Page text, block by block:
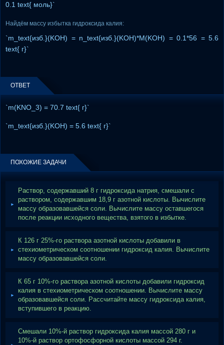
0.1 text{ моль}`
Найдём массу избытка гидроксида калия:
`m_text{изб.}(KOH) = n_text{изб.}(KOH)*M(KOH) = 0.1*56 = 5.6
text{ г}`
ОТВЕТ
`m(KNO_3) = 70.7 text{ г}`
`m_text{изб.}(KOH) = 5.6 text{ г}`
ПОХОЖИЕ ЗАДАЧИ
Раствор, содержавший 8 г гидроксида натрия, смешали с
раствором, содержавшим 18,9 г азотной кислоты. Вычислите
массу образовавшейся соли. Вычислите массу оставшегося
после реакции исходного вещества, взятого в избытке.
К 126 г 25%-го раствора азотной кислоты добавили в
стехиометрическом соотношении гидроксид калия. Вычислите
массу образовавшейся соли.
К 65 г 10%-го раствора азотной кислоты добавили гидроксид
калия в стехиометрическом соотношении. Вычислите массу
образовавшейся соли. Рассчитайте массу гидроксида калия,
вступившего в реакцию.
Смешали 10%-й раствор гидроксида калия массой 280 г и
10%-й раствор ортофосфорной кислоты массой 294 г.